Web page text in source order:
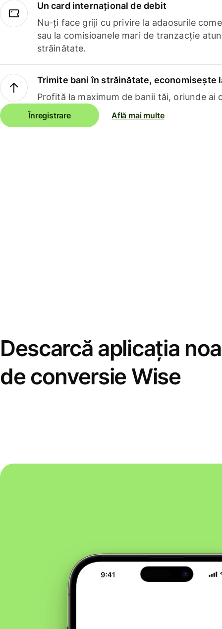
Un card internațional de debit
Nu-ți face griji cu privire la adaosurile
sau la comisioanele mari de tranzacție
străinătate.
Trimite bani în străinătate, economisește
Profită la maximum de banii tăi, oriunde ai
Înregistrare Află mai multe
Descarcă aplicația
de conversie Wise